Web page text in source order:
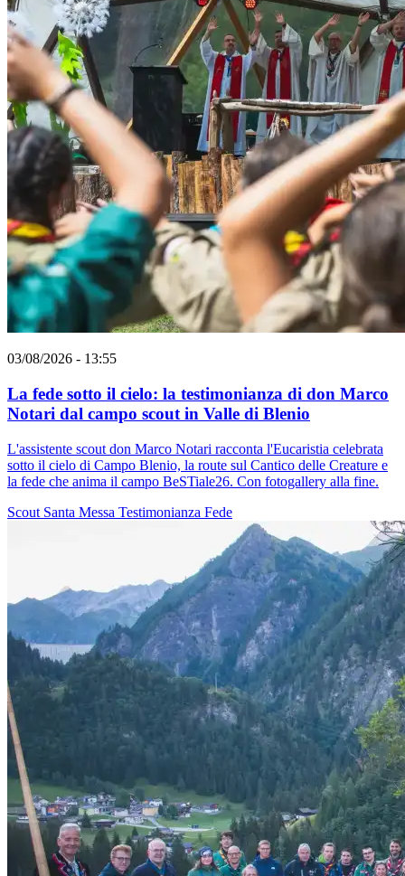
03/08/2026 - 13:55
La fede sotto il cielo: la testimonianza di don Marco
Notari dal campo scout in Valle di Blenio
L'assistente scout don Marco Notari racconta l'Eucaristia celebrata
sotto il cielo di Campo Blenio, la route sul Cantico delle Creature e
la fede che anima il campo BeSTiale26. Con fotogallery alla fine.
Scout Santa Messa Testimonianza Fede